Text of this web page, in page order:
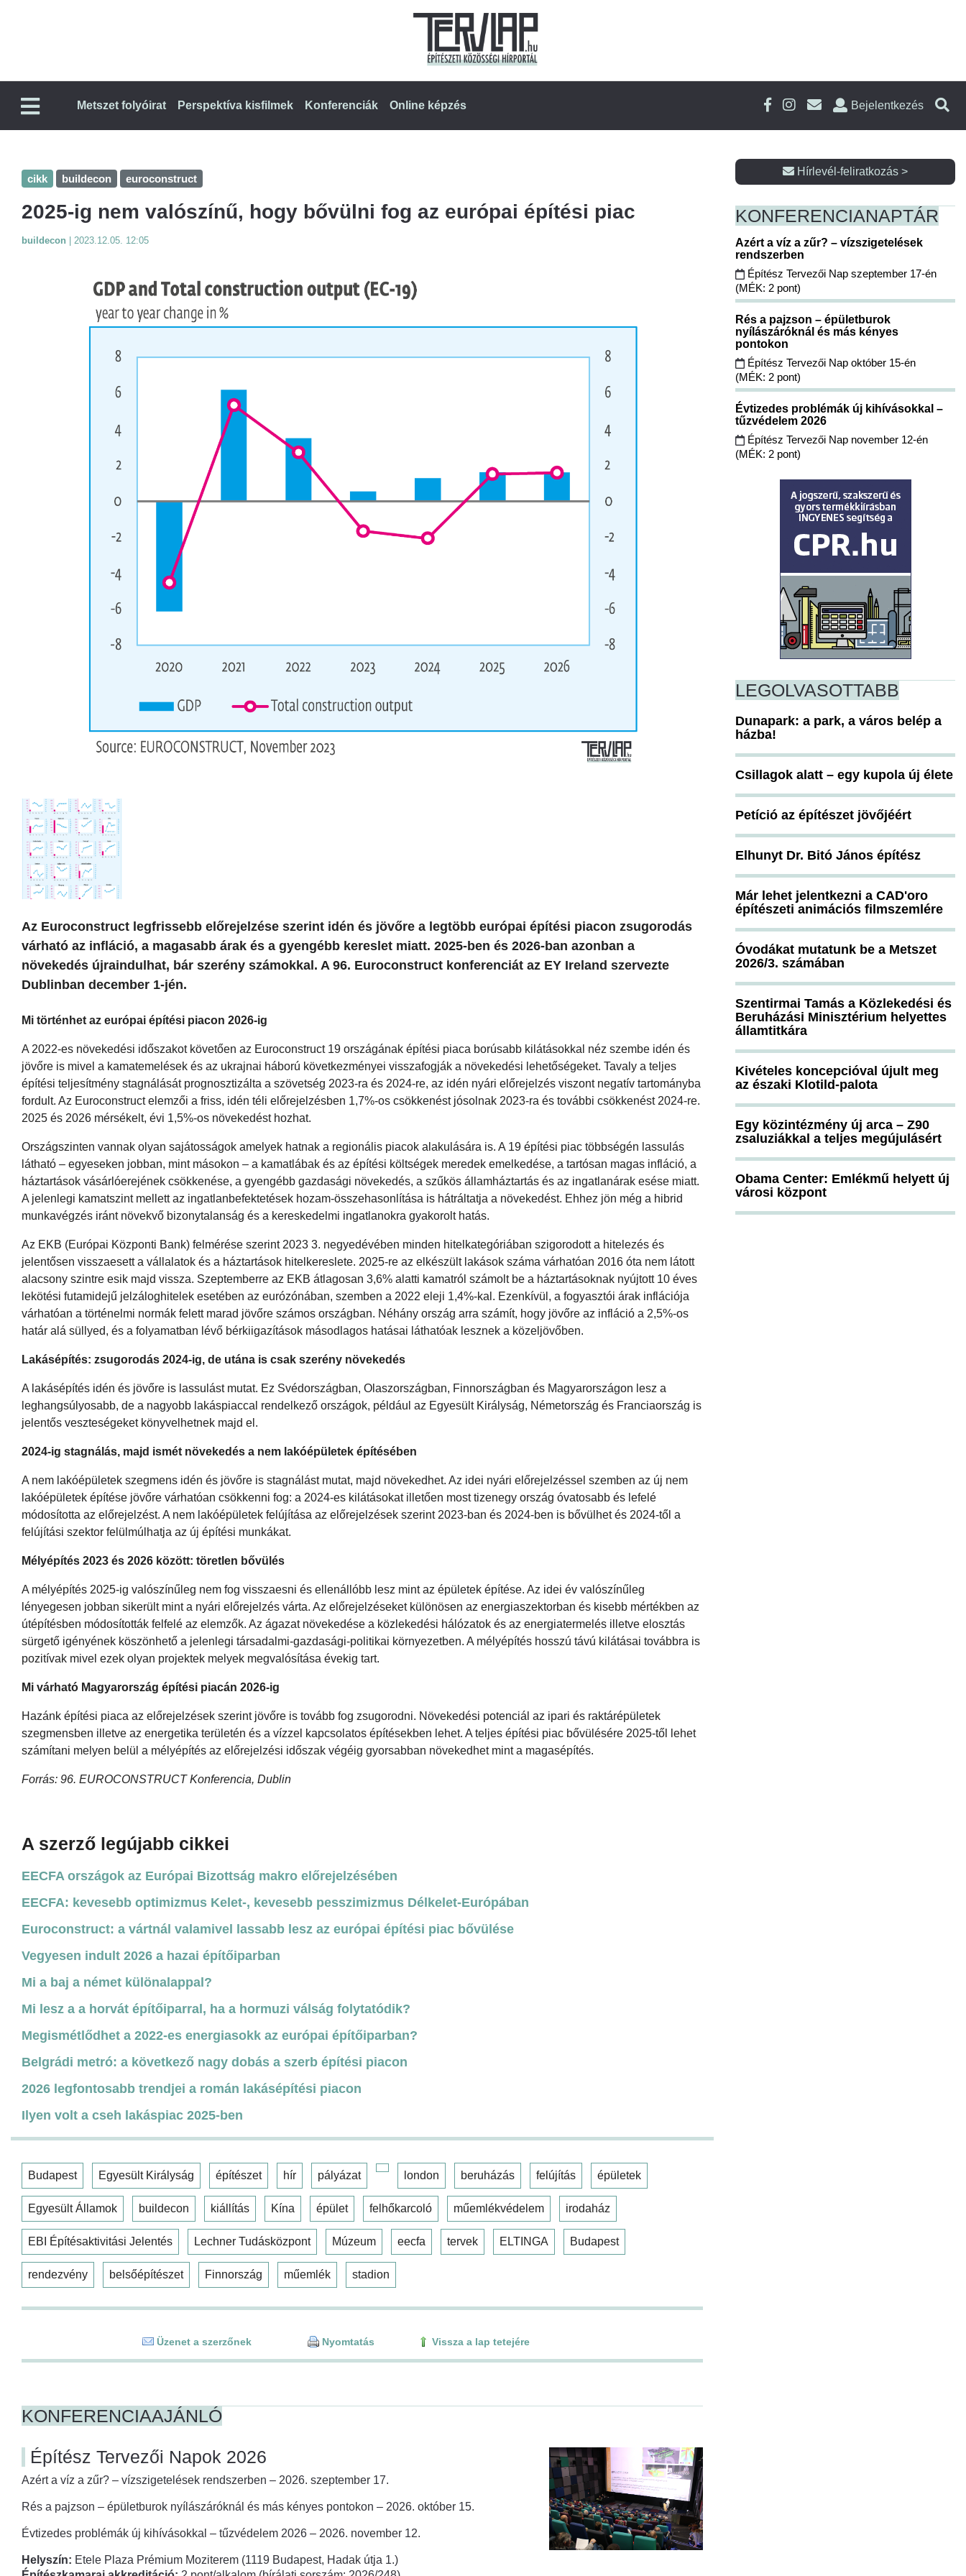
Metszet folyóirat Perspektíva kisfilmek Konferenciák Online képzés Bejelentkezés
cikk buildecon euroconstruct
2025-ig nem valószínű, hogy bővülni fog az európai építési piac
buildecon 2023.12.05. 12:05
Az Euroconstruct legfrissebb előrejelzése szerint idén és jövőre a legtöbb európai építési piacon zsugorodás
várható az infláció, a magasabb árak és a gyengébb kereslet miatt. 2025-ben és 2026-ban azonban a
növekedés újraindulhat, bár szerény számokkal. A 96. Euroconstruct konferenciát az EY Ireland szervezte
Dublinban december 1-jén.
Mi történhet az európai építési piacon 2026-ig
A 2022-es növekedési időszakot követően az Euroconstruct 19 országának építési piaca borúsabb kilátásokkal néz szembe idén és
jövőre is mivel a kamatemelések és az ukrajnai háború következményei visszafogják a növekedési lehetőségeket. Tavaly a teljes
építési teljesítmény stagnálását prognosztizálta a szövetség 2023-ra és 2024-re, az idén nyári előrejelzés viszont negatív tartományba
fordult. Az Euroconstruct elemzői a friss, idén téli előrejelzésben 1,7%-os csökkenést jósolnak 2023-ra és további csökkenést 2024-re.
2025 és 2026 mérsékelt, évi 1,5%-os növekedést hozhat.
Országszinten vannak olyan sajátosságok amelyek hatnak a regionális piacok alakulására is. A 19 építési piac többségén lassulás
látható – egyeseken jobban, mint másokon – a kamatlábak és az építési költségek meredek emelkedése, a tartósan magas infláció, a
háztartások vásárlóerejének csökkenése, a gyengébb gazdasági növekedés, a szűkös államháztartás és az ingatlanárak esése miatt.
A jelenlegi kamatszint mellett az ingatlanbefektetések hozam-összehasonlítása is hátráltatja a növekedést. Ehhez jön még a hibrid
munkavégzés iránt növekvő bizonytalanság és a kereskedelmi ingatlanokra gyakorolt hatás.
Az EKB (Európai Központi Bank) felmérése szerint 2023 3. negyedévében minden hitelkategóriában szigorodott a hitelezés és
jelentősen visszaesett a vállalatok és a háztartások hitelkereslete. 2025-re az elkészült lakások száma várhatóan 2016 óta nem látott
alacsony szintre esik majd vissza. Szeptemberre az EKB átlagosan 3,6% alatti kamatról számolt be a háztartásoknak nyújtott 10 éves
lekötési futamidejű jelzáloghitelek esetében az eurózónában, szemben a 2022 eleji 1,4%-kal. Ezenkívül, a fogyasztói árak inflációja
várhatóan a történelmi normák felett marad jövőre számos országban. Néhány ország arra számít, hogy jövőre az infláció a 2,5%-os
határ alá süllyed, és a folyamatban lévő bérkiigazítások másodlagos hatásai láthatóak lesznek a közeljövőben.
Lakásépítés: zsugorodás 2024-ig, de utána is csak szerény növekedés
A lakásépítés idén és jövőre is lassulást mutat. Ez Svédországban, Olaszországban, Finnországban és Magyarországon lesz a
leghangsúlyosabb, de a nagyobb lakáspiaccal rendelkező országok, például az Egyesült Királyság, Németország és Franciaország is
jelentős veszteségeket könyvelhetnek majd el.
2024-ig stagnálás, majd ismét növekedés a nem lakóépületek építésében
A nem lakóépületek szegmens idén és jövőre is stagnálást mutat, majd növekedhet. Az idei nyári előrejelzéssel szemben az új nem
lakóépületek építése jövőre várhatóan csökkenni fog: a 2024-es kilátásokat illetően most tizenegy ország óvatosabb és lefelé
módosította az előrejelzést. A nem lakóépületek felújítása az előrejelzések szerint 2023-ban és 2024-ben is bővülhet és 2024-től a
felújítási szektor felülmúlhatja az új építési munkákat.
Mélyépítés 2023 és 2026 között: töretlen bővülés
A mélyépítés 2025-ig valószínűleg nem fog visszaesni és ellenállóbb lesz mint az épületek építése. Az idei év valószínűleg
lényegesen jobban sikerült mint a nyári előrejelzés várta. Az előrejelzéseket különösen az energiaszektorban és kisebb mértékben az
útépítésben módosították felfelé az elemzők. Az ágazat növekedése a közlekedési hálózatok és az energiatermelés illetve elosztás
sürgető igényének köszönhető a jelenlegi társadalmi-gazdasági-politikai környezetben. A mélyépítés hosszú távú kilátásai továbbra is
pozitívak mivel ezek olyan projektek melyek megvalósítása évekig tart.
Mi várható Magyarország építési piacán 2026-ig
Hazánk építési piaca az előrejelzések szerint jövőre is tovább fog zsugorodni. Növekedési potenciál az ipari és raktárépületek
szegmensben illetve az energetika területén és a vízzel kapcsolatos építésekben lehet. A teljes építési piac bővülésére 2025-től lehet
számítani melyen belül a mélyépítés az előrejelzési időszak végéig gyorsabban növekedhet mint a magasépítés.
Forrás: 96. EUROCONSTRUCT Konferencia, Dublin
A szerző legújabb cikkei
EECFA országok az Európai Bizottság makro előrejelzésében
EECFA: kevesebb optimizmus Kelet-, kevesebb pesszimizmus Délkelet-Európában
Euroconstruct: a vártnál valamivel lassabb lesz az európai építési piac bővülése
Vegyesen indult 2026 a hazai építőiparban
Mi a baj a német különalappal?
Mi lesz a a horvát építőiparral, ha a hormuzi válság folytatódik?
Megismétlődhet a 2022-es energiasokk az európai építőiparban?
Belgrádi metró: a következő nagy dobás a szerb építési piacon
2026 legfontosabb trendjei a román lakásépítési piacon
Ilyen volt a cseh lakáspiac 2025-ben
Budapest Egyesült Királyság építészet hír pályázat london beruházás felújítás épületek
Egyesült Államok buildecon kiállítás Kína épület felhőkarcoló műemlékvédelem irodaház
EBI Építésaktivitási Jelentés Lechner Tudásközpont Múzeum eecfa tervek ELTINGA Budapest
rendezvény belsőépítészet Finnország műemlék stadion
Üzenet a szerzőnek Nyomtatás Vissza a lap tetejére
KONFERENCIAAJÁNLÓ
Építész Tervezői Napok 2026
Azért a víz a zűr? – vízszigetelések rendszerben – 2026. szeptember 17.
Rés a pajzson – épületburok nyílászáróknál és más kényes pontokon – 2026. október 15.
Évtizedes problémák új kihívásokkal – tűzvédelem 2026 – 2026. november 12.
Helyszín: Etele Plaza Prémium Moziterem (1119 Budapest, Hadak útja 1.)
Hírlevél-feliratkozás >
KONFERENCIANAPTÁR
Azért a víz a zűr? – vízszigetelések
rendszerben
Építész Tervezői Nap szeptember 17-én
(MÉK: 2 pont)
Rés a pajzson – épületburok
nyílászáróknál és más kényes
pontokon
Építész Tervezői Nap október 15-én
(MÉK: 2 pont)
Évtizedes problémák új kihívásokkal –
tűzvédelem 2026
Építész Tervezői Nap november 12-én
(MÉK: 2 pont)
LEGOLVASOTTABB
Dunapark: a park, a város belép a
házba!
Csillagok alatt – egy kupola új élete
Petíció az építészet jövőjéért
Elhunyt Dr. Bitó János építész
Már lehet jelentkezni a CAD'oro
építészeti animációs filmszemlére
Óvodákat mutatunk be a Metszet
2026/3. számában
Szentirmai Tamás a Közlekedési és
Beruházási Minisztérium helyettes
államtitkára
Kivételes koncepcióval újult meg
az északi Klotild-palota
Egy közintézmény új arca – Z90
zsaluziákkal a teljes megújulásért
Obama Center: Emlékmű helyett új
városi központ